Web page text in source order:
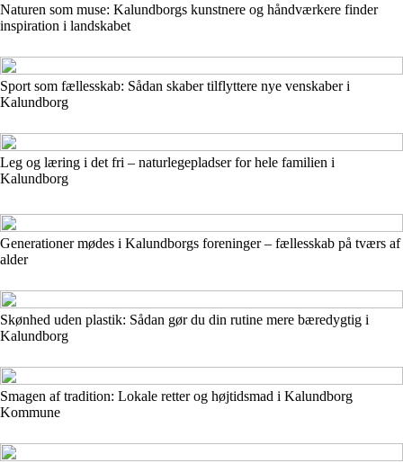
Naturen som muse: Kalundborgs kunstnere og håndværkere finder
inspiration i landskabet
Sport som fællesskab: Sådan skaber tilflyttere nye venskaber i
Kalundborg
Leg og læring i det fri – naturlegepladser for hele familien i
Kalundborg
Generationer mødes i Kalundborgs foreninger – fællesskab på tværs af
alder
Skønhed uden plastik: Sådan gør du din rutine mere bæredygtig i
Kalundborg
Smagen af tradition: Lokale retter og højtidsmad i Kalundborg
Kommune